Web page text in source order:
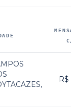
C/
,
R$